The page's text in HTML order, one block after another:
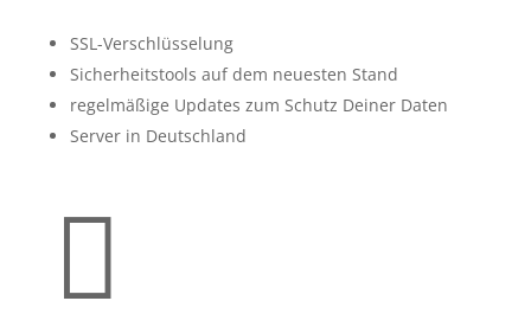
SSL-Verschlüsselung
Sicherheitstools auf dem neuesten Stand
regelmäßige Updates zum Schutz Deiner Daten
Server in Deutschland
